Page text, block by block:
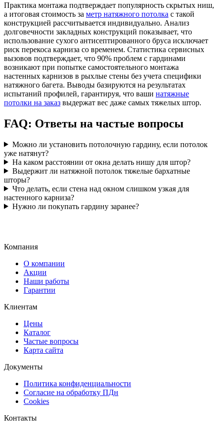
Практика монтажа подтверждает популярность скрытых ниш,
а итоговая стоимость за метр натяжного потолка с такой
конструкцией рассчитывается индивидуально. Анализ
долговечности закладных конструкций показывает, что
использование сухого антисептированного бруса исключает
риск перекоса карниза со временем. Статистика сервисных
вызовов подтверждает, что 90% проблем с гардинами
возникают при попытке самостоятельного монтажа
настенных карнизов в рыхлые стены без учета специфики
натяжного багета. Выводы базируются на результатах
испытаний профилей, гарантируя, что ваши натяжные
потолки на заказ выдержат вес даже самых тяжелых штор.
FAQ: Ответы на частые вопросы
Можно ли установить потолочную гардину, если потолок
уже натянут?
На каком расстоянии от окна делать нишу для штор?
Выдержит ли натяжной потолок тяжелые бархатные
шторы?
Что делать, если стена над окном слишком узкая для
настенного карниза?
Нужно ли покупать гардину заранее?
Компания
О компании
Акции
Наши работы
Гарантии
Клиентам
Цены
Каталог
Частые вопросы
Карта сайта
Документы
Политика конфиденциальности
Согласие на обработку ПДн
Cookies
Контакты